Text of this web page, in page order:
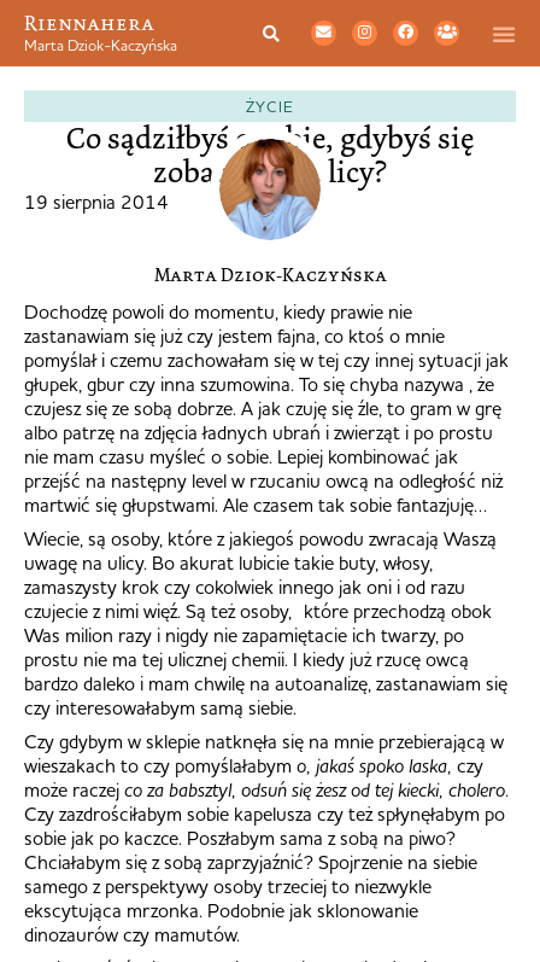
Riennahera
Marta Dziok-Kaczyńska
ŻYCIE
Co sądziłbyś o sobie, gdybyś się
zobaczył na ulicy?
19 sierpnia 2014
Marta Dziok-Kaczyńska
Dochodzę powoli do momentu, kiedy prawie nie
zastanawiam się już czy jestem fajna, co ktoś o mnie
pomyślał i czemu zachowałam się w tej czy innej sytuacji jak
głupek, gbur czy inna szumowina. To się chyba nazywa , że
czujesz się ze sobą dobrze. A jak czuję się źle, to gram w grę
albo patrzę na zdjęcia ładnych ubrań i zwierząt i po prostu
nie mam czasu myśleć o sobie. Lepiej kombinować jak
przejść na następny level w rzucaniu owcą na odległość niż
martwić się głupstwami. Ale czasem tak sobie fantazjuję…
Wiecie, są osoby, które z jakiegoś powodu zwracają Waszą
uwagę na ulicy. Bo akurat lubicie takie buty, włosy,
zamaszysty krok czy cokolwiek innego jak oni i od razu
czujecie z nimi więź. Są też osoby, które przechodzą obok
Was milion razy i nigdy nie zapamiętacie ich twarzy, po
prostu nie ma tej ulicznej chemii. I kiedy już rzucę owcą
bardzo daleko i mam chwilę na autoanalizę, zastanawiam się
czy interesowałabym samą siebie.
Czy gdybym w sklepie natknęła się na mnie przebierającą w
wieszakach to czy pomyślałabym o, jakaś spoko laska, czy
może raczej co za babsztyl, odsuń się żesz od tej kiecki, cholero.
Czy zazdrościłabym sobie kapelusza czy też spłynęłabym po
sobie jak po kaczce. Poszłabym sama z sobą na piwo?
Chciałabym się z sobą zaprzyjaźnić? Spojrzenie na siebie
samego z perspektywy osoby trzeciej to niezwykle
ekscytująca mrzonka. Podobnie jak sklonowanie
dinozaurów czy mamutów.